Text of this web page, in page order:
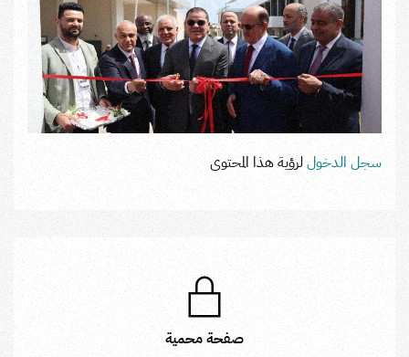
سجل الدخوللرؤية هذا المحتوى
صفحة محمية